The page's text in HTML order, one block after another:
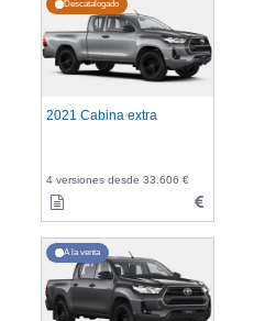
Descatalogado
2021 Cabina extra
4 versiones desde 33.606 €
A la venta